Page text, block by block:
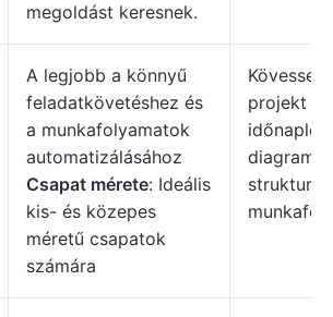
megoldást keresnek.
A legjobb a könnyű
feladatkövetéshez és
a munkafolyamatok
automatizálásához
Csapat mérete: Ideális
kis- és közepes
méretű csapatok
számára
Kövesse
projekt
strukturált